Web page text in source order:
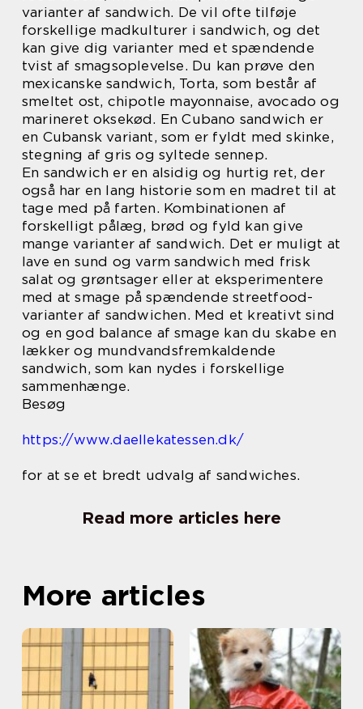
varianter af sandwich. De vil ofte tilføje
forskellige madkulturer i sandwich, og det
kan give dig varianter med et spændende
tvist af smagsoplevelse. Du kan prøve den
mexicanske sandwich, Torta, som består af
smeltet ost, chipotle mayonnaise, avocado og
marineret oksekød. En Cubano sandwich er
en Cubansk variant, som er fyldt med skinke,
stegning af gris og syltede sennep.
En sandwich er en alsidig og hurtig ret, der
også har en lang historie som en madret til at
tage med på farten. Kombinationen af
forskelligt pålæg, brød og fyld kan give
mange varianter af sandwich. Det er muligt at
lave en sund og varm sandwich med frisk
salat og grøntsager eller at eksperimentere
med at smage på spændende streetfood-
varianter af sandwichen. Med et kreativt sind
og en god balance af smage kan du skabe en
lækker og mundvandsfremkaldende
sandwich, som kan nydes i forskellige
sammenhænge.
Besøg
https://www.daellekatessen.dk/
for at se et bredt udvalg af sandwiches.
Read more articles here
More articles